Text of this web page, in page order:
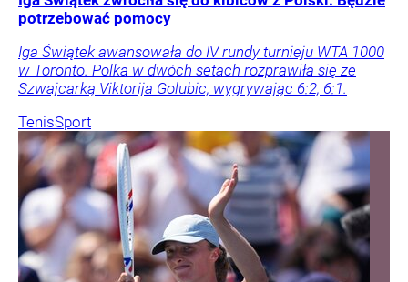
potrzebować pomocy
Iga Świątek awansowała do IV rundy turnieju WTA 1000
w Toronto. Polka w dwóch setach rozprawiła się ze
Szwajcarką Viktorija Golubic, wygrywając 6:2, 6:1.
TenisSport